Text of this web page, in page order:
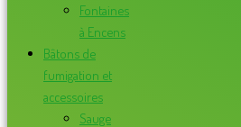
Fontaines
à Encens
Bâtons de
fumigation et
accessoires
Sauge